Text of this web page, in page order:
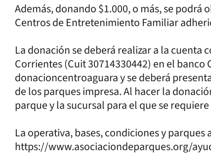
Además, donando $1.000, o más, se podrá
Centros de Entretenimiento Familiar
La donación se deberá realizar a la
Corrientes (Cuit 30714330442) en el banco
donacioncentroaguara y se deberá
de los parques impresa. Al hacer la
parque y la sucursal para el que se
La operativa, bases, condiciones y
https://www.asociaciondeparques.org/